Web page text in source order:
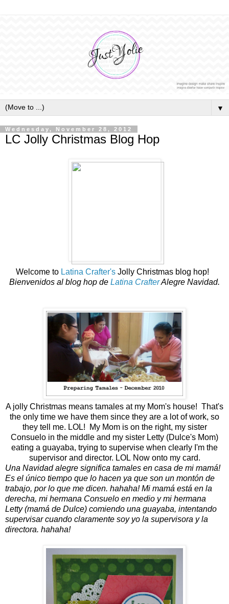
▼
Wednesday, November 28, 2012
LC Jolly Christmas Blog Hop
Welcome to Latina Crafter's Jolly Christmas blog hop!
Bienvenidos al blog hop de Latina CrafterAlegre Navidad.
A jolly Christmas means tamales at my Mom's house! That's
the only time we have them since they are a lot of work, so
they tell me. LOL! My Mom is on the right, my sister
Consuelo in the middle and my sister Letty (Dulce's Mom)
eating a guayaba, trying to supervise when clearly I'm the
supervisor and director. LOL Now onto my card.
Una Navidad alegre significa tamales en casa de mi mamá!
Es el único tiempo que lo hacen ya que son un montón de
trabajo, por lo que me dicen. hahaha!Mi mamá está en la
derecha, mi hermana Consuelo en medio y mi hermana
Letty (mamá de Dulce) comiendo una guayaba, intentando
supervisar cuando claramente soy yo la supervisora y la
directora. hahaha!